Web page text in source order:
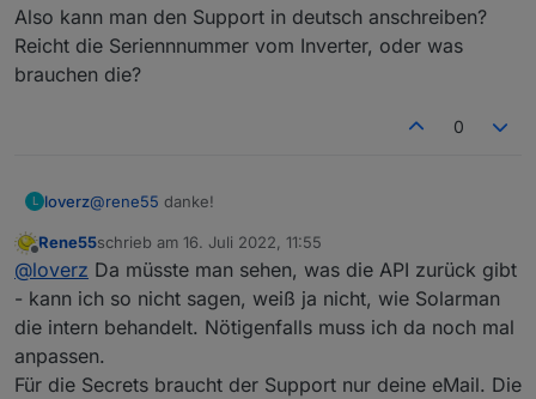
Die Antwort kommt dann in englisch, ist aber zu
verstehen.
Also kann man den Support in deutsch anschreiben?
Reicht die Seriennnummer vom Inverter, oder was
brauchen die?
0
L loverz@rene55 danke!
Dass mittlerweile mehrere BKWs möglich sind, habe ich
gelesen. Sind aber auch mehrere logger (Inverter) je
Balkonkraftwerk möglich?
Also kann man den Support in deutsch anschreiben?
Reicht die Seriennnummer vom Inverter, oder was
brauchen die?
Offline
Rene55schrieb am 16. Juli 2022, 11:55
zuletzt editiert von
@loverz Da müsste man sehen, was die API zurück gibt
- kann ich so nicht sagen, weiß ja nicht, wie Solarman
die intern behandelt. Nötigenfalls muss ich da noch mal
anpassen.
Für die Secrets braucht der Support nur deine eMail. Die